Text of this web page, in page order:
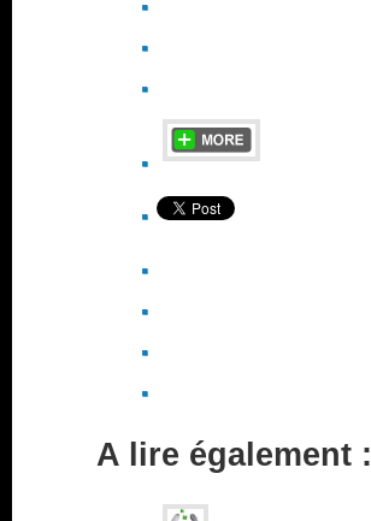
A lire également :